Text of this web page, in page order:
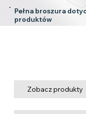
Pełna broszura
produktów
Zobacz produkty